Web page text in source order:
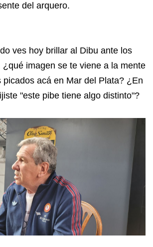
del arquero.
ves hoy brillar al Dibu ante los
¿qué imagen se te viene a la mente
picados acá en Mar del Plata? ¿En
"este pibe tiene algo distinto"?